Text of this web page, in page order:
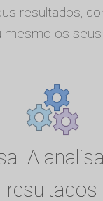
resultados,
mesmo os seus
IA
resultados